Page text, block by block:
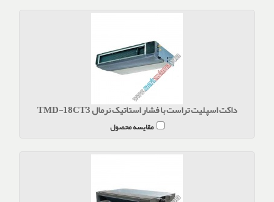
داکت اسپلیت تراست با فشار استاتیک نرمال TMD-18CT3
مقایسه محصول